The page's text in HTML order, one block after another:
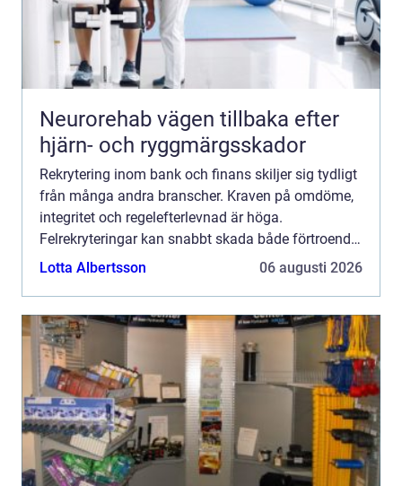
Neurorehab vägen tillbaka efter
hjärn- och ryggmärgsskador
Rekrytering inom bank och finans skiljer sig tydligt
från många andra branscher. Kraven på omdöme,
integritet och regelefterlevnad är höga.
Felrekryteringar kan snabbt skada både förtroende
och affär. Samtidigt förändras marknaden snabbt
Lotta Albertsson 06 augusti 2026